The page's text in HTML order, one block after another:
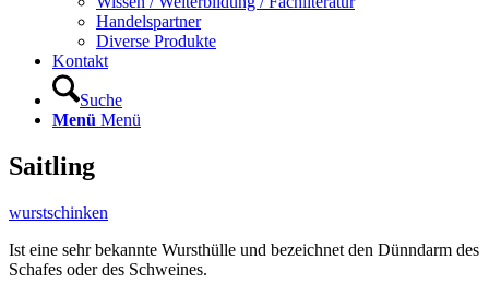
Handelspartner
Diverse Produkte
Kontakt
Suche
Menü Menü
Saitling
wurstschinken
Ist eine sehr bekannte Wursthülle und bezeichnet den Dünndarm des
Schafes oder des Schweines.